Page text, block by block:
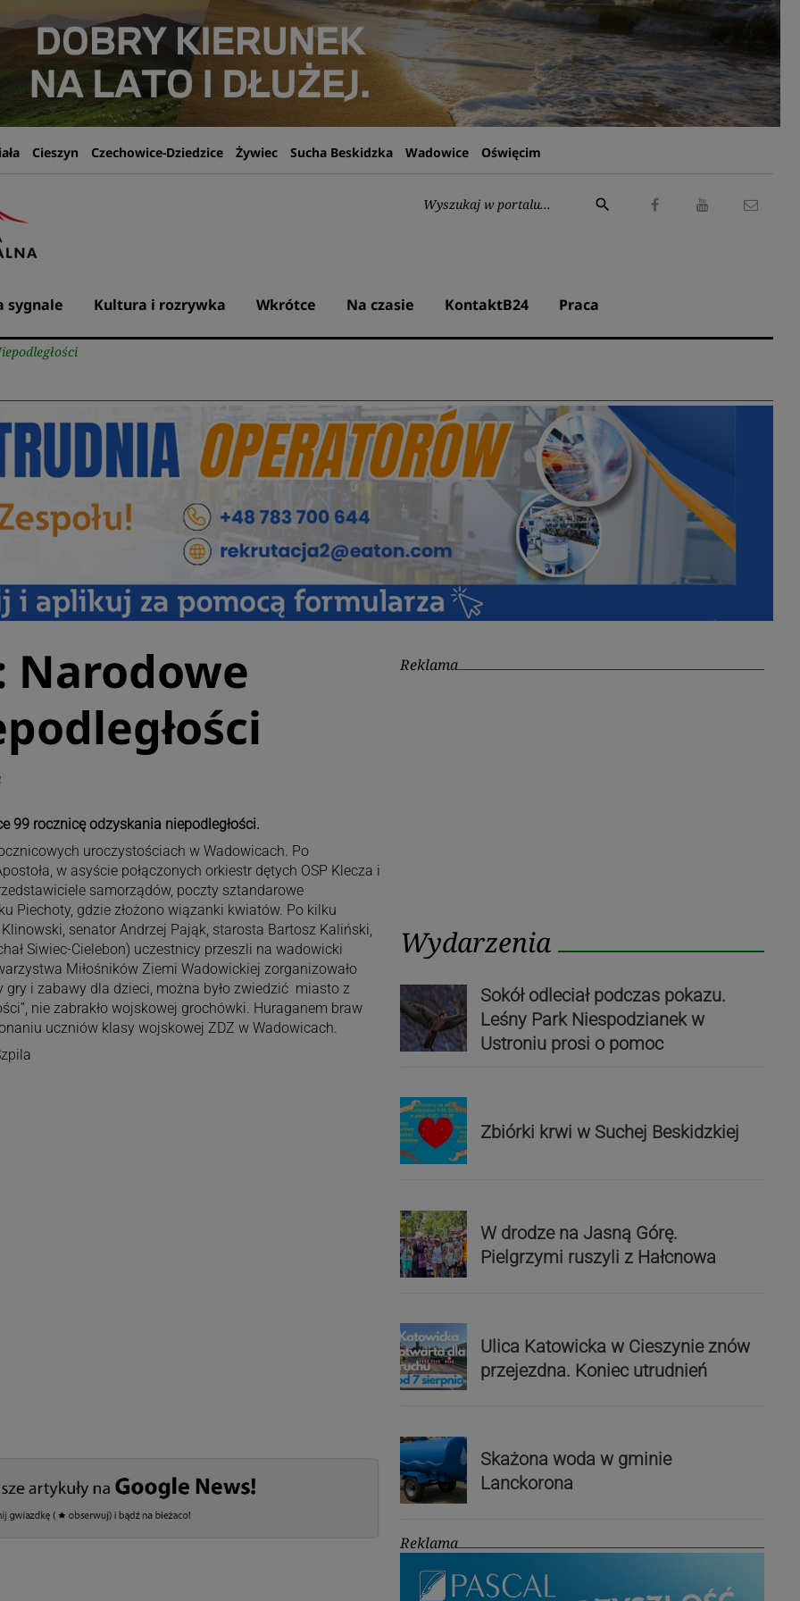
Cieszyn Czechowice-Dziedzice Żywiec Sucha Beskidzka Wadowice Oświęcim
Wyszukaj:
search
sygnale Kultura i rozrywka Wkrótce Na czasie KontaktB24 Praca
Narodowe
99 rocznicę odzyskania niepodległości.
uroczystościach w Wadowicach. Po
w asyście połączonych orkiestr dętych OSP Klecza i
samorządów, poczty sztandarowe
Piechoty, gdzie złożono wiązanki kwiatów. Po kilku
senator Andrzej Pająk, starosta Bartosz Kaliński,
Siwiec-Cielebon) uczestnicy przeszli na wadowicki
Miłośników Ziemi Wadowickiej zorganizowało
gry i zabawy dla dzieci, można było zwiedzić miasto z
nie zabrakło wojskowej grochówki. Huraganem braw
uczniów klasy wojskowej ZDZ w Wadowicach.
Reklama
Wydarzenia
Sokół odleciał podczas pokazu.
Leśny Park Niespodzianek w
Ustroniu prosi o pomoc
Zbiórki krwi w Suchej Beskidzkiej
W drodze na Jasną Górę.
Pielgrzymi ruszyli z Hałcnowa
Ulica Katowicka w Cieszynie znów
przejezdna. Koniec utrudnień
Skażona woda w gminie
Lanckorona
Reklama